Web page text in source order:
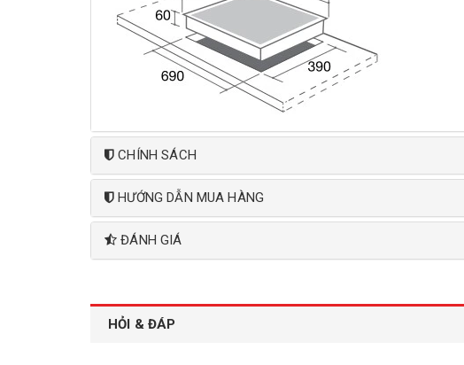
CHÍNH SÁCH
HƯỚNG DẪN MUA HÀNG
ĐÁNH GIÁ
HỎI & ĐÁP